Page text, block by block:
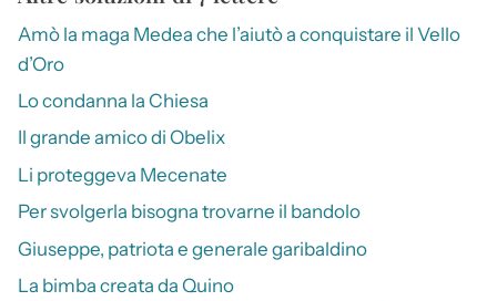
Amò la maga Medea che l’aiutò a conquistare il Vello
d’Oro
Lo condanna la Chiesa
Il grande amico di Obelix
Li proteggeva Mecenate
Per svolgerla bisogna trovarne il bandolo
Giuseppe, patriota e generale garibaldino
La bimba creata da Quino